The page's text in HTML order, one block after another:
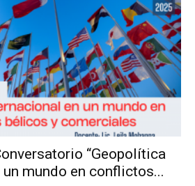
“Geopolítica
mundo en conflictos...